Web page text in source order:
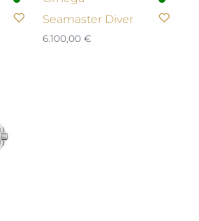
Seamaster Diver
6.100,00 €